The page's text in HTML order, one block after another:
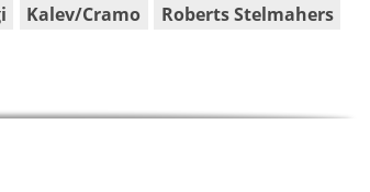
Kalev/Cramo
Roberts Stelmahers